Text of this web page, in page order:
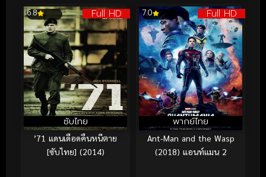
Full HD
ซับไทย
6.8
’71 แดนเดือดคืนหนีตาย
[ซับไทย] (2014)
Full HD
พากย์ไทย
7.0
Ant-Man and the Wasp
(2018) แอนท์แมน 2